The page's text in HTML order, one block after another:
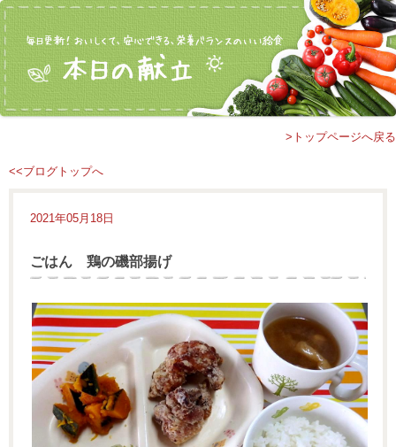
>トップページへ戻る
<<ブログトップへ
2021年05月18日
ごはん 鶏の磯部揚げ